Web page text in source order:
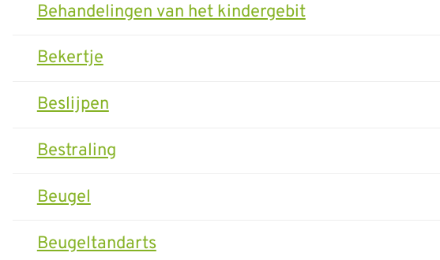
Behandelingen van het kindergebit
Bekertje
Beslijpen
Bestraling
Beugel
Beugeltandarts